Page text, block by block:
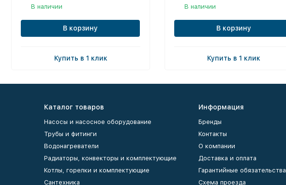
В наличии
В корзину
Купить в 1 клик
В наличии
В корзину
Купить в 1 клик
Каталог товаров
Насосы и насосное оборудование
Трубы и фитинги
Водонагреватели
Радиаторы, конвекторы и комплектующие
Котлы, горелки и комплектующие
Сантехника
Информация
Бренды
Контакты
О компании
Доставка и оплата
Гарантийные обязательства
Схема проезда